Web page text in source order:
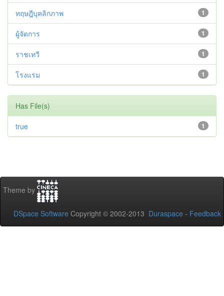
1
ทฤษฎีบุคลิกภาพ
1
ผู้จัดการ
1
ราชเทวี
1
โรงแรม
Has File(s)
1
true
Theme by
DSpace Software Copyright © 2002-2013 Duraspace - Feedback